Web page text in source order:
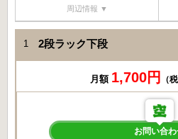
周辺情報 ▼
1 2段ラック下段
月額 1,700円 （
お問い合わ